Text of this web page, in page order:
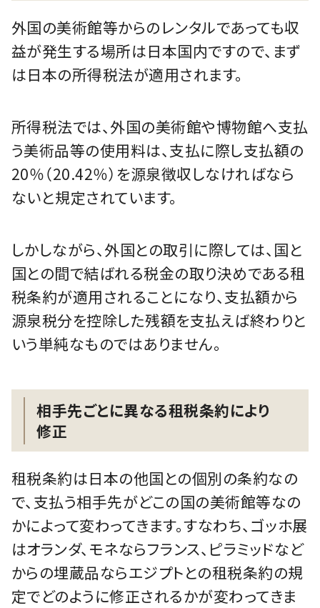
外国の美術館等からのレンタルであっても収
益が発生する場所は日本国内ですので、まず
は日本の所得税法が適用されます。
所得税法では、外国の美術館や博物館へ支払
う美術品等の使用料は、支払に際し支払額の
20％（20.42％）を源泉徴収しなければなら
ないと規定されています。
しかしながら、外国との取引に際しては、国と
国との間で結ばれる税金の取り決めである租
税条約が適用されることになり、支払額から
源泉税分を控除した残額を支払えば終わりと
いう単純なものではありません。
相手先ごとに異なる租税条約により
修正
租税条約は日本の他国との個別の条約なの
で、支払う相手先がどこの国の美術館等なの
かによって変わってきます。すなわち、ゴッホ展
はオランダ、モネならフランス、ピラミッドなど
からの埋蔵品ならエジプトとの租税条約の規
定でどのように修正されるかが変わってきま